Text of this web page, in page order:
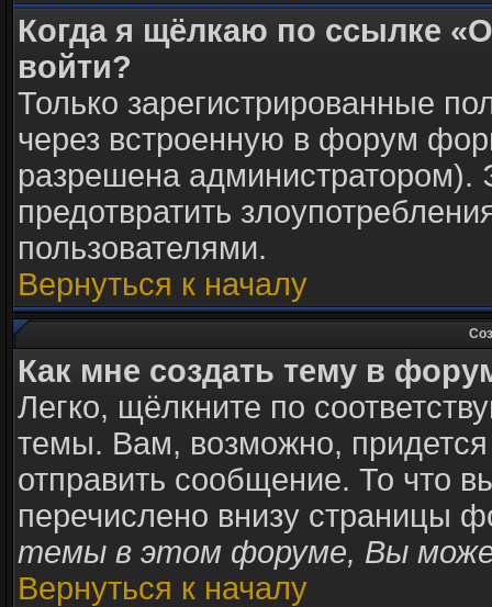
Когда я щёлкаю по ссылке
войти?
Только зарегистрированные
через встроенную в форум
разрешена администратором).
предотвратить
пользователями.
Вернуться к началу
Как мне создать тему в
Легко, щёлкните по
темы. Вам, возможно, придется
отправить сообщение. То что
перечислено внизу страницы
темы в этом форуме, Вы
Вернуться к началу